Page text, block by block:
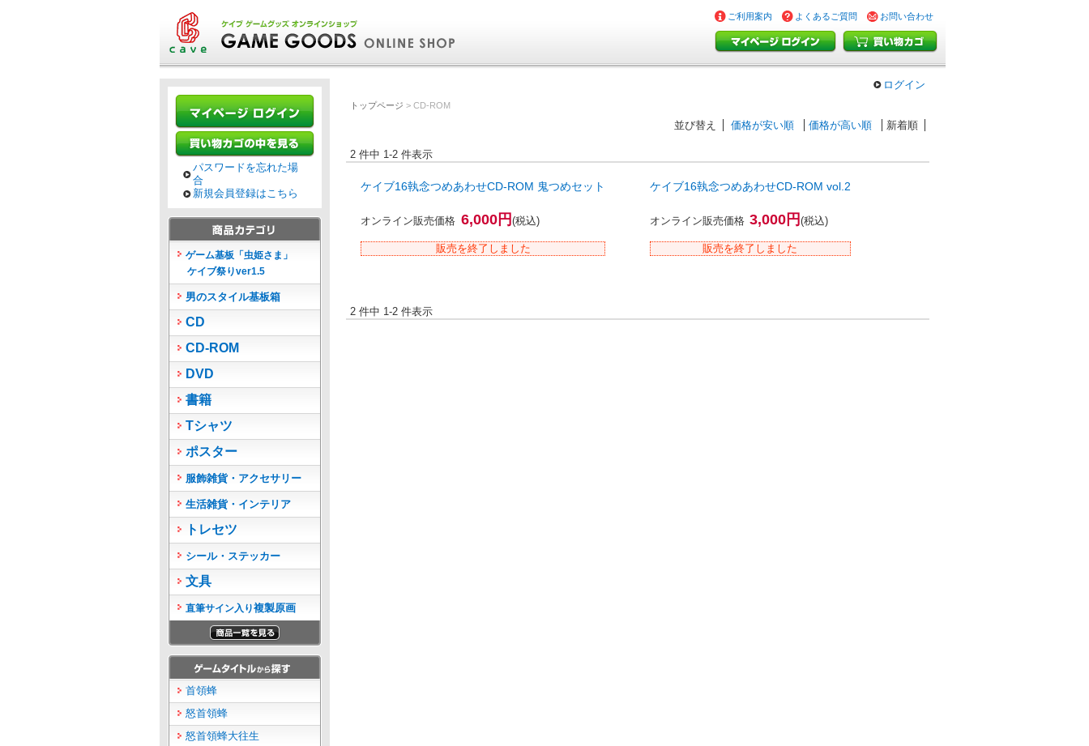
ご利用案内 よくあるご質問 お問い合わせ
パスワードを忘れた場
合
新規会員登録はこちら
ゲーム基板「虫姫さま」
ケイブ祭りver1.5
男のスタイル基板箱
CD
CD-ROM
DVD
書籍
Tシャツ
ポスター
服飾雑貨・アクセサリー
生活雑貨・インテリア
トレセツ
シール・ステッカー
文具
直筆サイン入り複製原画
首領蜂
怒首領蜂
怒首領蜂大往生
ログイン
トップページ > CD-ROM
並び替え 価格が安い順 価格が高い順 新着順
2 件中 1-2 件表示
ケイブ16執念つめあわせCD-ROM 鬼つめセット
オンライン販売価格 6,000円 (税込)
販売を終了しました
ケイブ16執念つめあわせCD-ROM vol.2
オンライン販売価格 3,000円(税込)
販売を終了しました
2 件中 1-2 件表示